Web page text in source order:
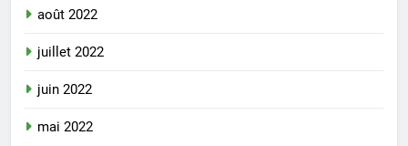
août 2022
juillet 2022
juin 2022
mai 2022